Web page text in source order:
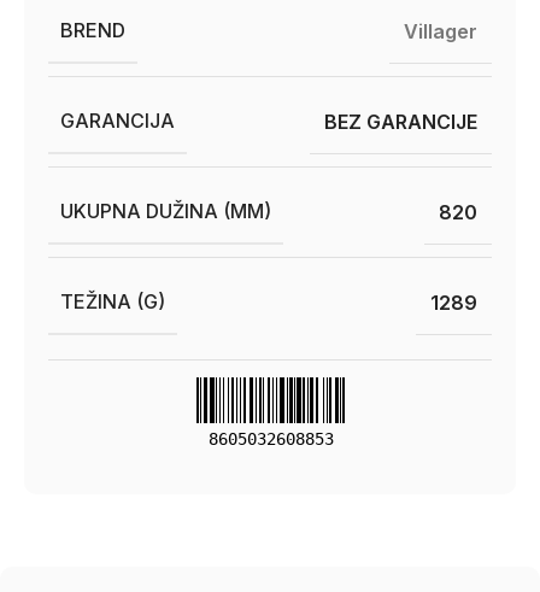
BREND Villager
GARANCIJA BEZ GARANCIJE
UKUPNA DUŽINA (MM) 820
TEŽINA (G) 1289
8605032608853